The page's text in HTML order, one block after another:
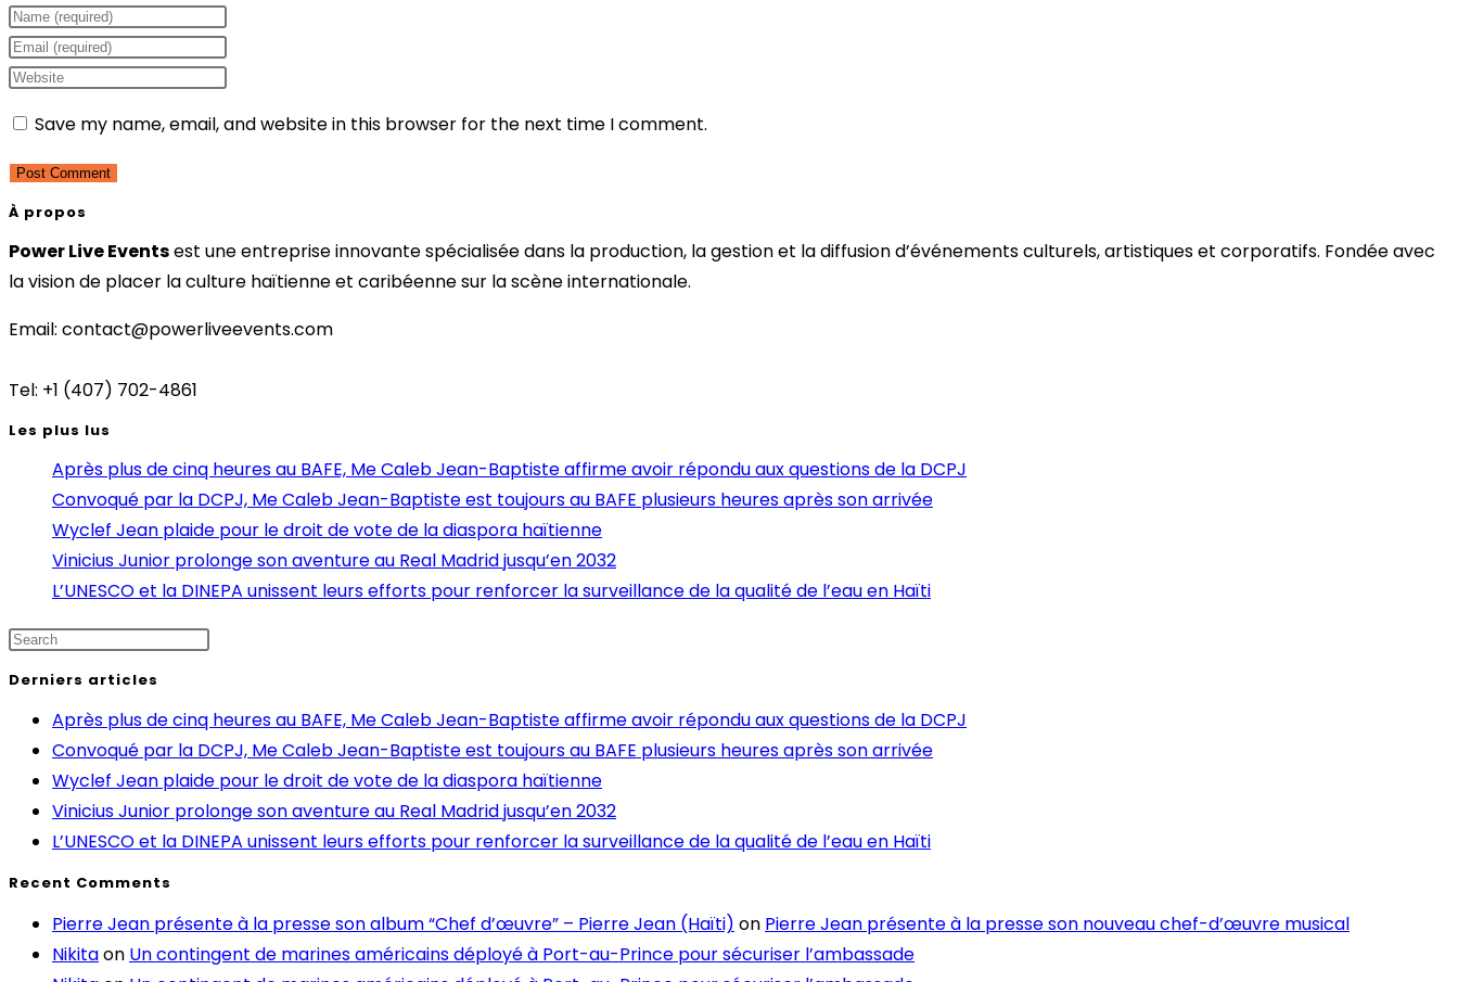
Enter
your
name
username
to
comment
Enter
your
address
to
comment
Enter
website
URL
(optional)
Save my name, email, and website in this browser for the next time I comment.
À propos
Power Live Eventsest une entreprise innovante spécialisée dans la production, la gestion et la diffusion d’événements culturels, artistiques et corporatifs. Fondée avec
la vision de placer la culture haïtienne et caribéenne sur la scène internationale.
Email: contact@powerliveevents.com
Tel: +1 (407) 702-4861
Les plus lus
Après plus de cinq heures au BAFE, Me Caleb Jean-Baptiste affirme avoir répondu aux questions de la DCPJ
Convoqué par la DCPJ, Me Caleb Jean-Baptiste est toujours au BAFE plusieurs heures après son arrivée
Wyclef Jean plaide pour le droit de vote de la diaspora haïtienne
Vinicius Junior prolonge son aventure au Real Madrid jusqu’en 2032
L’UNESCO et la DINEPA unissent leurs efforts pour renforcer la surveillance de la qualité de l’eau en Haïti
Derniers articles
Après plus de cinq heures au BAFE, Me Caleb Jean-Baptiste affirme avoir répondu aux questions de la DCPJ
Convoqué par la DCPJ, Me Caleb Jean-Baptiste est toujours au BAFE plusieurs heures après son arrivée
Wyclef Jean plaide pour le droit de vote de la diaspora haïtienne
Vinicius Junior prolonge son aventure au Real Madrid jusqu’en 2032
L’UNESCO et la DINEPA unissent leurs efforts pour renforcer la surveillance de la qualité de l’eau en Haïti
Recent Comments
Pierre Jean présente à la presse son album “Chef d’œuvre” – Pierre Jean (Haïti) on Pierre Jean présente à la presse son nouveau chef-d’œuvre musical
Nikitaon Un contingent de marines américains déployé à Port-au-Prince pour sécuriser l’ambassade